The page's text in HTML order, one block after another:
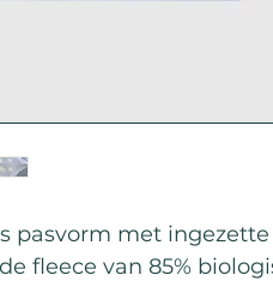
pasvorm met
fleece van 85%